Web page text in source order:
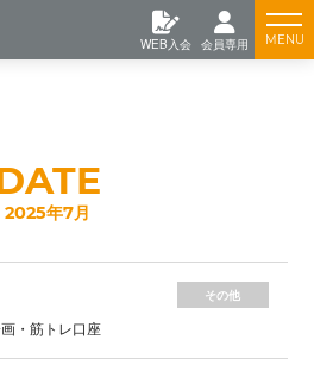
WEB入会 会員専用
2025年7月
その他
・筋トレ口座